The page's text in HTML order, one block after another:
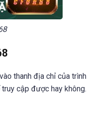
thanh địa chỉ của trình
cập được hay không.